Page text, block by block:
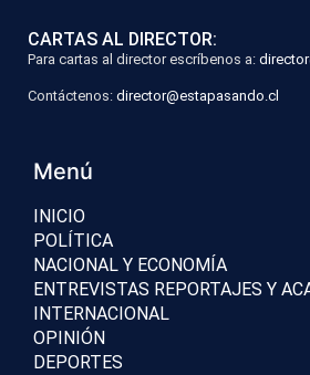
CARTAS AL DIRECTOR:
Para cartas al director escríbenos a:
Contáctenos: director@estapasando.cl
Menú
INICIO
POLÍTICA
NACIONAL Y ECONOMÍA
ENTREVISTAS REPORTAJES Y
INTERNACIONAL
OPINIÓN
DEPORTES